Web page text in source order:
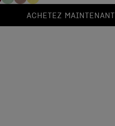
ACHETEZ MAINTENANT